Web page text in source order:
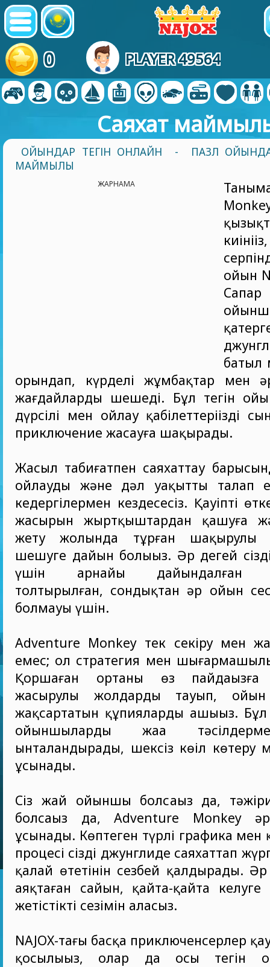
0 PLAYER 49564
Саяхат
ОЙЫНДАР ТЕГІН ОНЛАЙН -
ПАЗЛ
МАЙМЫЛЫ
ЖАРНАМА
ойын
батыл
орындап, күрделі жұмбақтар мен
жағдайларды шешеді. Бұл тегін
дүрсілі мен ойлау қабілеттеріңізді
приключение жасауға шақырады.
Жасыл табиғатпен саяхаттау
ойлауды және дәл уақытты талап
кедергілермен кездесесіз. Қауіпті
жасырын жыртқыштардан қашуға
жету жолында тұрған шақырулы
шешуге дайын болыңыз. Әр деңгей
үшін арнайы дайындалған
толтырылған, сондықтан әр ойын
болмауы үшін.
Adventure Monkey тек секіру мен
емес; ол стратегия мен
Қоршаған ортаны өз пайдаңызға
жасырулы жолдарды тауып, ойын
жақсартатын құпияларды ашыңыз.
ойыншыларды жаңа
ынталандырады, шексіз көңіл көтеру
ұсынады.
Сіз жай ойыншы болсаңыз да,
болсаңыз да, Adventure Monkey
ұсынады. Көптеген түрлі графика
процесі сізді джунглиде саяхаттап
қалай өтетінін сезбей қалдырады. Әр
аяқтаған сайын, қайта-қайта келуге
жетістіктің сезімін аласыз.
NAJOX-тағы басқа приключенсерлер
қосылыңыз, олар да осы тегін